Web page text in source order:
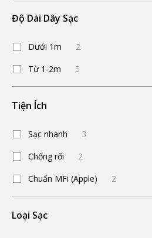
Độ Dài Dây Sạc
Dưới 1m
2
Từ 1-2m
5
Tiện Ích
Sạc nhanh
3
Chống rối
2
Chuẩn MFi (Apple)
2
Loại Sạc